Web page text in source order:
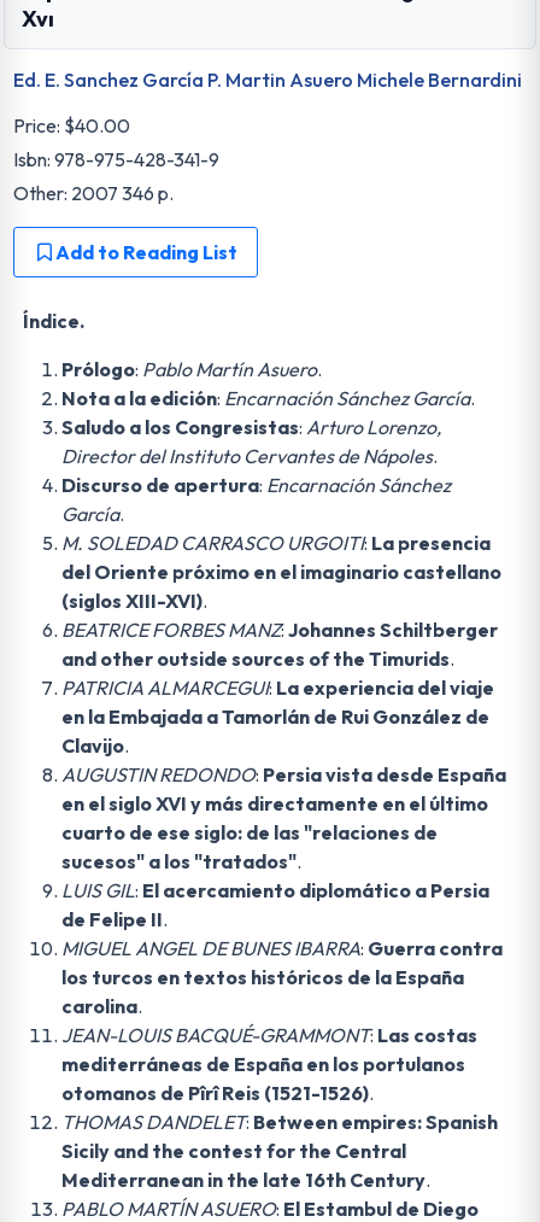
Xvı
Ed. E. Sanchez García P. Martin Asuero Michele Bernardini
Price: $40.00
Isbn: 978-975-428-341-9
Other: 2007 346 p.
Add to Reading List
Índice.
Prólogo: Pablo Martín Asuero.
Nota a la edición: Encarnación Sánchez García.
Saludo a los Congresistas: Arturo Lorenzo,
Director del Instituto Cervantes de Nápoles.
Discurso de apertura: Encarnación Sánchez
García.
M. SOLEDAD CARRASCO URGOITI: La presencia
del Oriente próximo en el imaginario castellano
(siglos XIII-XVI).
BEATRICE FORBES MANZ:Johannes Schiltberger
and other outside sources of the Timurids.
PATRICIA ALMARCEGUI: La experiencia del viaje
en la Embajada a Tamorlán de Rui González de
Clavijo.
AUGUSTIN REDONDO: Persia vista desde España
en el siglo XVI y más directamente en el último
cuarto de ese siglo: de las "relaciones de
sucesos" a los "tratados".
LUIS GIL: El acercamiento diplomático a Persia
de Felipe II.
MIGUEL ANGEL DE BUNES IBARRA: Guerra contra
los turcos en textos históricos de la España
carolina.
JEAN-LOUIS BACQUÉ-GRAMMONT: Las costas
mediterráneas de España en los portulanos
otomanos de Pîrî Reis (1521-1526).
THOMAS DANDELET: Between empires: Spanish
Sicily and the contest for the Central
Mediterranean in the late 16th Century.
PABLO MARTÍN ASUERO: El Estambul de Diego